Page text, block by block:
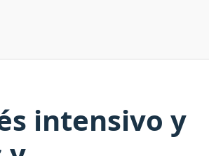
intensivo y